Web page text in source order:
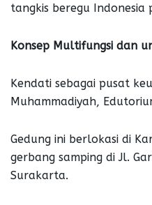
tangkis beregu Indonesia
Konsep Multifungsi dan
Kendati sebagai pusat
Muhammadiyah,
Gedung ini berlokasi di
gerbang samping di Jl.
Surakarta.